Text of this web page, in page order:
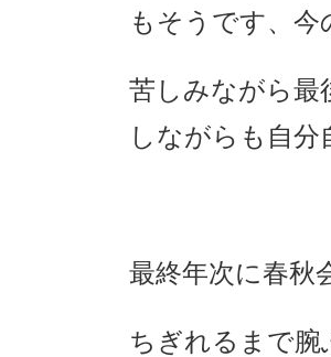
もそうです、
苦しみながら最
しながらも自
最終年次に春秋
ちぎれるまで